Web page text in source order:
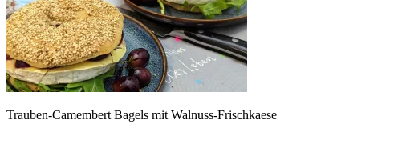
Trauben-Camembert Bagels mit Walnuss-Frischkaese